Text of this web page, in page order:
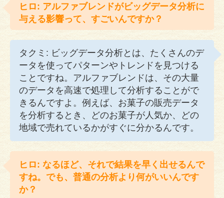
ヒロ: アルファブレンドがビッグデータ分析に
与える影響って、すごいんですか？
タクミ: ビッグデータ分析とは、たくさんのデ
ータを使ってパターンやトレンドを見つける
ことですね。アルファブレンドは、その大量
のデータを高速で処理して分析することがで
きるんですよ。例えば、お菓子の販売データ
を分析するとき、どのお菓子が人気か、どの
地域で売れているかがすぐに分かるんです。
ヒロ: なるほど、それで結果を早く出せるんで
すね。でも、普通の分析より何がいいんです
か？